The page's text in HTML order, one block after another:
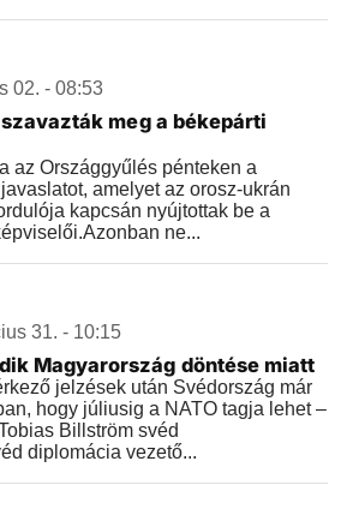
02. - 08:53
meg a békepárti
az Országgyűlés pénteken a
amelyet az orosz-ukrán
kapcsán nyújtottak be a
ne...
31. - 10:15
Magyarország döntése miatt
jelzések után Svédország már
hogy júliusig a NATO tagja lehet –
Billström svéd
diplomácia vezető...